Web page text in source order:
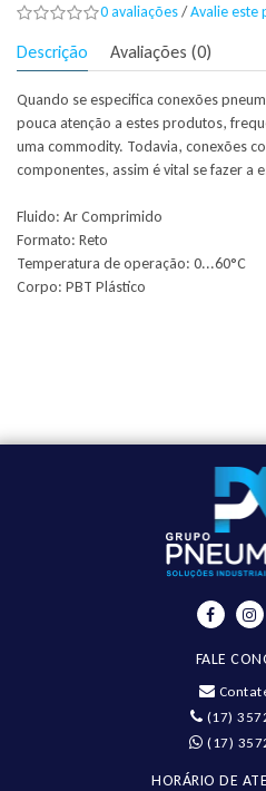
0 avaliações/Avalie este
Descrição Avaliações (0)
Quando se especifica conexões
pouca atenção a estes produtos,
uma commodity. Todavia, conexões
componentes, assim é vital se fazer a
Fluido: Ar Comprimido
Formato: Reto
Temperatura de operação: 0...60°C
Corpo: PBT Plástico
FALE
(17)
(17)
HORÁRIO DE